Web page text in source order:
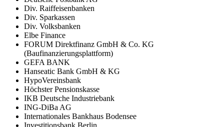
Div. Raiffeisenbanken
Div. Sparkassen
Div. Volksbanken
Elbe Finance
FORUM Direktfinanz GmbH & Co. KG
(Baufinanzierungsplattform)
GEFA BANK
Hanseatic Bank GmbH & KG
HypoVereinsbank
Höchster Pensionskasse
IKB Deutsche Industriebank
ING-DiBa AG
Internationales Bankhaus Bodensee